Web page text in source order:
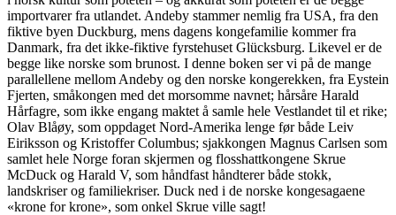
importvarer fra utlandet. Andeby stammer nemlig fra USA, fra den
fiktive byen Duckburg, mens dagens kongefamilie kommer fra
Danmark, fra det ikke-fiktive fyrstehuset Glücksburg. Likevel er de
begge like norske som brunost. I denne boken ser vi på de mange
parallellene mellom Andeby og den norske kongerekken, fra Eystein
Fjerten, småkongen med det morsomme navnet; hårsåre Harald
Hårfagre, som ikke engang maktet å samle hele Vestlandet til et rike;
Olav Blåøy, som oppdaget Nord-Amerika lenge før både Leiv
Eiriksson og Kristoffer Columbus; sjakkongen Magnus Carlsen som
samlet hele Norge foran skjermen og flosshattkongene Skrue
McDuck og Harald V, som håndfast håndterer både stokk,
landskriser og familiekriser. Duck ned i de norske kongesagaene
«krone for krone», som onkel Skrue ville sagt!